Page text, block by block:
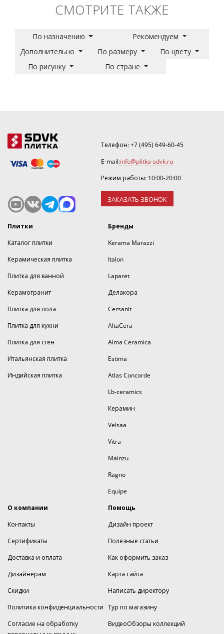
СМОТРИТЕ ТАКЖЕ
По назначению
Рекомендуем
Дополнительно
По размеру
По цвету
По рисунку
По стране
Телефон:+7 (495) 649-60-45
E-mail:info@plitka-sdvk.ru
Режим работы: 10:00-20:00
ЗАКАЗАТЬ ЗВОНОК
Плитки
Каталог плитки
Керамическая плитка
Плитка для ванной
Керамогранит
Плитка для пола
Плитка для кухни
Плитка для стен
Итальянская плитка
Индийская плитка
Бренды
Kerama Marazzi
Italon
Laparet
Делакора
Cersanit
AltaCera
Alma Ceramica
Estima
Atlas Concorde
Lb-ceramics
Керамин
Velsaa
Vitra
Mainzu
Ragno
Equipe
О компании
Контакты
Сертификаты
Доставка и оплата
Дизайнерам
Скидки
Политика конфиденциальности
Согласие на обработку
Помощь
Дизайн проект
Полезные статьи
Как оформить заказ
Карта сайта
Написать директору
Тур по магазину
ВидеоОбзоры коллекций